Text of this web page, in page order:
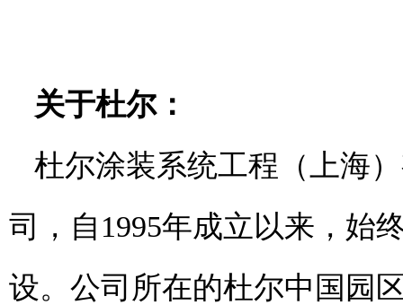
关于杜尔：
杜尔涂装系统工程（上海
司，自1995年成立以来，始
设。公司所在的杜尔中国园